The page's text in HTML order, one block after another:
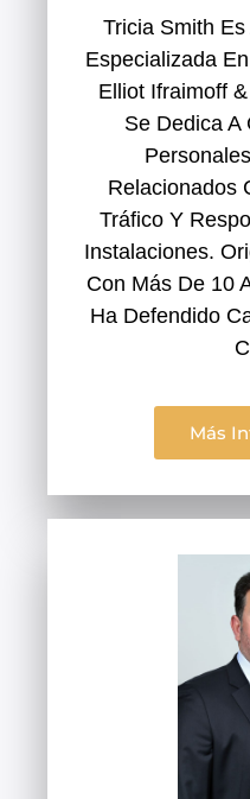
Tricia Smith
Especializada
Elliot Ifraimoff
Se Dedica A
Relacionados
Tráfico Y
Instalaciones.
Con Más De 10
Ha Defendido
Más